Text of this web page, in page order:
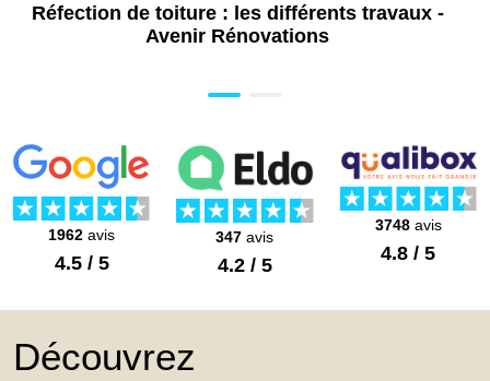
Réfection de toiture : les différents travaux -
Avenir Rénovations
1962 avis
4.5 / 5
347 avis
4.2 / 5
3748avis
4.8 / 5
Découvrez